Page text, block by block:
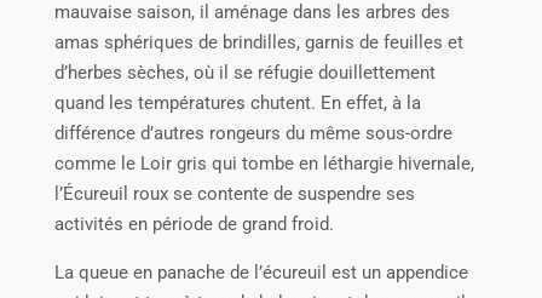
mauvaise saison, il aménage dans les arbres des
amas sphériques de brindilles, garnis de feuilles et
d’herbes sèches, où il se réfugie douillettement
quand les températures chutent. En effet, à la
différence d’autres rongeurs du même sous-ordre
comme le Loir gris qui tombe en léthargie hivernale,
l’Écureuil roux se contente de suspendre ses
activités en période de grand froid.
La queue en panache de l’écureuil est un appendice